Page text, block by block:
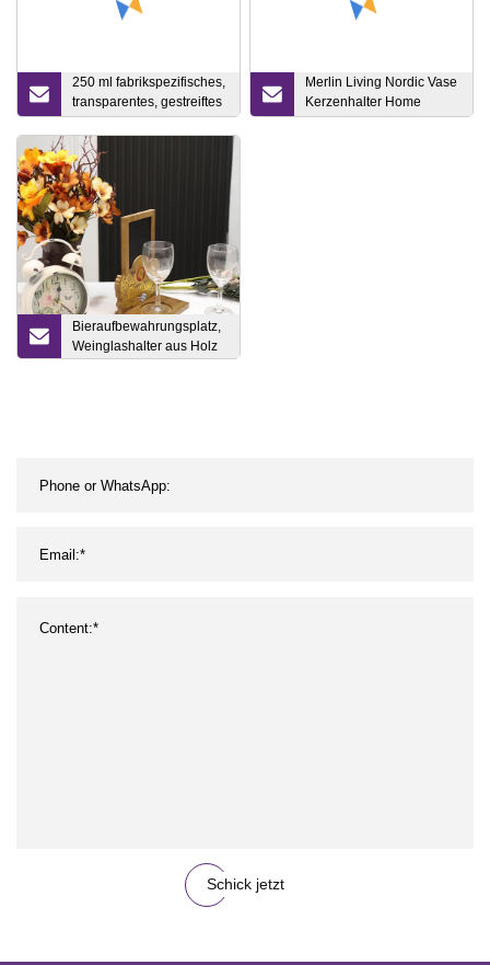
250 ml fabrikspezifisches,
transparentes, gestreiftes
Bierglas
Merlin Living Nordic Vase
Kerzenhalter Home
Dekoration Keramikvase
Bieraufbewahrungsplatz,
Weinglashalter aus Holz
Schick jetzt